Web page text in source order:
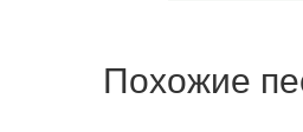
Похожие